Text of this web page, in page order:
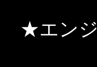
★エン